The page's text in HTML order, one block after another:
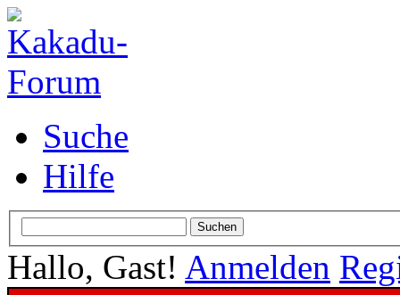
Suche
Hilfe
Hallo, Gast! Anmelden